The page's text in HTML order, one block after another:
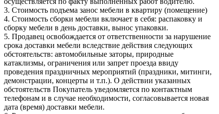
3. Стоимость подъема занос мебели в квартиру (помещение)
4. Стоимость сборки мебели включает в себя: распаковку и
сборку мебели в день доставки, вынос упаковки.
5. Продавец освобождается от ответственности за нарушение
срока доставки мебели вследствие действия следующих
обстоятельств: автомобильные заторы, природные
катаклизмы, ограничения или запрет проезда ввиду
проведения праздничных мероприятий (праздники, митинги,
демонстрации, концерты и т.п.). О действии указанных
обстоятельств Покупатель уведомляется по контактным
телефонам и в случае необходимости, согласовывается новая
дата (время) доставки мебели.